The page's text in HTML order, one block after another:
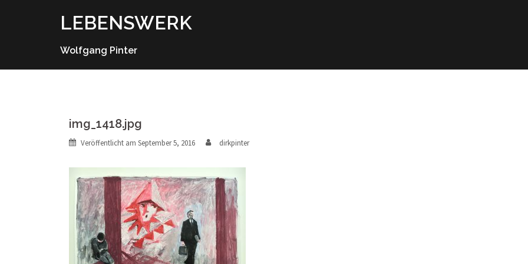
LEBENSWERK
Wolfgang Pinter
img_1418.jpg
Veröffentlicht am September 5, 2016 dirkpinter